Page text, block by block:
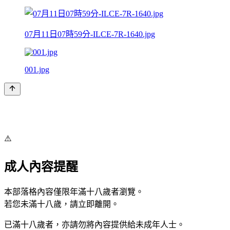
07月11日07時59分-ILCE-7R-1640.jpg
001.jpg
⚠️
成人內容提醒
本部落格內容僅限年滿十八歲者瀏覽。
若您未滿十八歲，請立即離開。
已滿十八歲者，亦請勿將內容提供給未成年人士。